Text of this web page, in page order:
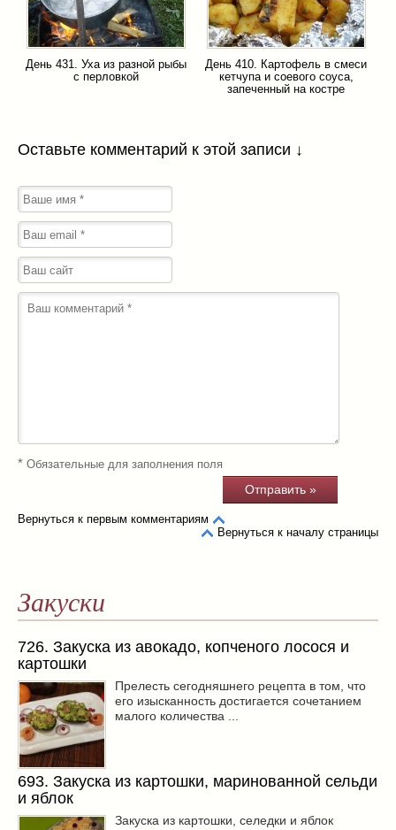
День 431. Уха из разной рыбы
с перловкой
День 410. Картофель в смеси
кетчупа и соевого соуса,
запеченный на костре
Оставьте комментарий к этой записи ↓
* Обязательные для заполнения поля
Вернуться к первым комментариям
Вернуться к началу страницы
Закуски
726. Закуска из авокадо, копченого лосося и
картошки
Прелесть сегодняшнего рецепта в том, что
его изысканность достигается сочетанием
малого количества ...
693. Закуска из картошки, маринованной сельди
и яблок
Закуска из картошки, селедки и яблок